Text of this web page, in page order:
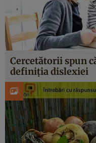
Cercetătorii spun
definiția dislexiei